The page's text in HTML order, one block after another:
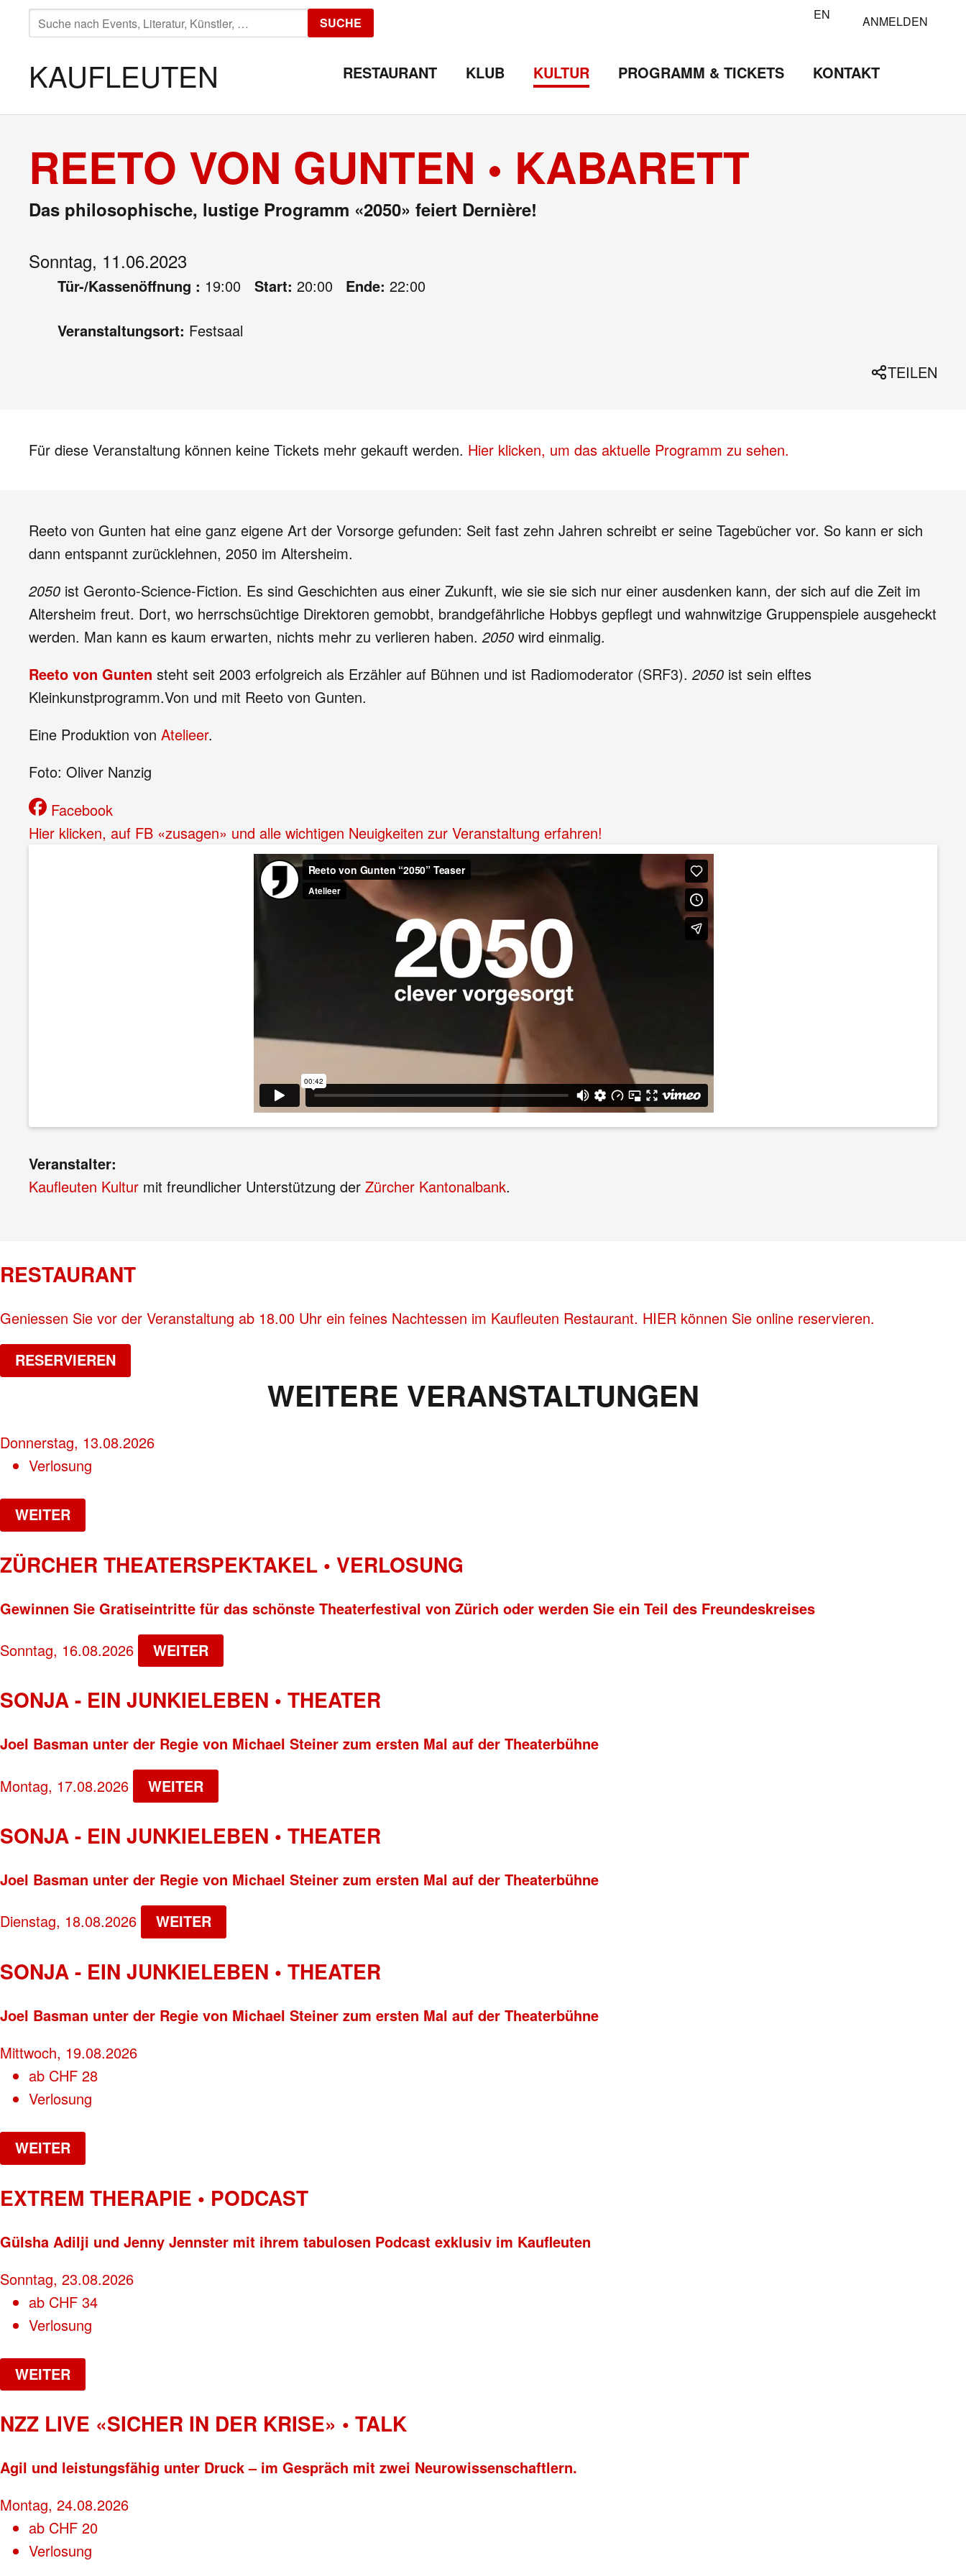
SUCHE
NACH:
SUCHE EN ANMELDEN
KAUFLEUTEN RESTAURANT KLUB KULTUR PROGRAMM & TICKETS KONTAKT
REETO VON GUNTEN • KABARETT
Das philosophische, lustige Programm «2050» feiert Dernière!
Sonntag, 11.06.2023
Tür-/Kassenöffnung : 19:00 Start: 20:00 Ende: 22:00
Veranstaltungsort: Festsaal
TEILEN
Für diese Veranstaltung können keine Tickets mehr gekauft werden. Hier klicken, um das aktuelle Programm zu sehen.
Reeto von Gunten hat eine ganz eigene Art der Vorsorge gefunden: Seit fast zehn Jahren schreibt er seine Tagebücher vor. So kann er sich
dann entspannt zurücklehnen, 2050 im Altersheim.
2050 ist Geronto-Science-Fiction. Es sind Geschichten aus einer Zukunft, wie sie sie sich nur einer ausdenken kann, der sich auf die Zeit im
Altersheim freut. Dort, wo herrschsüchtige Direktoren gemobbt, brandgefährliche Hobbys gepflegt und wahnwitzige Gruppenspiele ausgeheckt
werden. Man kann es kaum erwarten, nichts mehr zu verlieren haben.2050 wird einmalig.
Reeto von Gunten steht seit 2003 erfolgreich als Erzähler auf Bühnen und ist Radiomoderator (SRF3).2050 ist sein elftes
Kleinkunstprogramm.Von und mit Reeto von Gunten.
Eine Produktion von Atelieer.
Foto: Oliver Nanzig
Facebook
Hier klicken, auf FB «zusagen» und alle wichtigen Neuigkeiten zur Veranstaltung erfahren!
Veranstalter:
Kaufleuten Kultur mit freundlicher Unterstützung der Zürcher Kantonalbank.
RESTAURANT
Geniessen Sie vor der Veranstaltung ab 18.00 Uhr ein feines Nachtessen im Kaufleuten Restaurant. HIER können Sie online reservieren.
RESERVIEREN
WEITERE VERANSTALTUNGEN
Donnerstag, 13.08.2026
Verlosung
WEITER
ZÜRCHER THEATERSPEKTAKEL • VERLOSUNG
Gewinnen Sie Gratiseintritte für das schönste Theaterfestival von Zürich oder werden Sie ein Teil des Freundeskreises
Sonntag, 16.08.2026 WEITER
SONJA - EIN JUNKIELEBEN • THEATER
Joel Basman unter der Regie von Michael Steiner zum ersten Mal auf der Theaterbühne
Montag, 17.08.2026 WEITER
SONJA - EIN JUNKIELEBEN • THEATER
Joel Basman unter der Regie von Michael Steiner zum ersten Mal auf der Theaterbühne
Dienstag, 18.08.2026 WEITER
SONJA - EIN JUNKIELEBEN • THEATER
Joel Basman unter der Regie von Michael Steiner zum ersten Mal auf der Theaterbühne
Mittwoch, 19.08.2026
ab CHF 28
Verlosung
WEITER
EXTREM THERAPIE • PODCAST
Gülsha Adilji und Jenny Jennster mit ihrem tabulosen Podcast exklusiv im Kaufleuten
Sonntag, 23.08.2026
ab CHF 34
Verlosung
WEITER
NZZ LIVE «SICHER IN DER KRISE» • TALK
Agil und leistungsfähig unter Druck – im Gespräch mit zwei Neurowissenschaftlern.
Montag, 24.08.2026
ab CHF 20
Verlosung